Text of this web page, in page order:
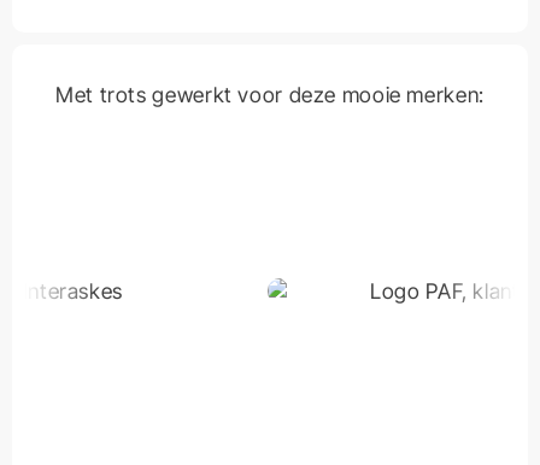
Met trots gewerkt voor deze mooie merken: